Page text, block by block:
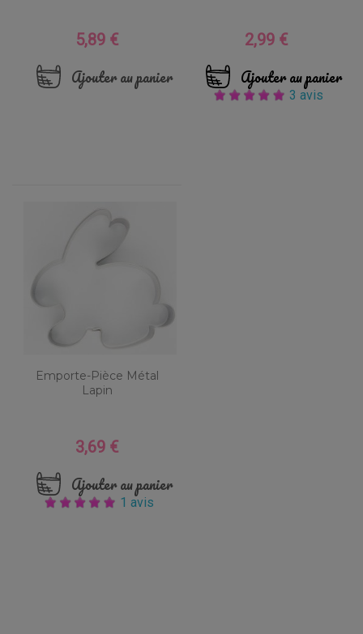
Prix
5,89 €
Ajouter au panier
Prix
2,99 €
Ajouter au panier
3 avis
Emporte-Pièce Métal
Lapin
Prix
3,69 €
Ajouter au panier
1 avis